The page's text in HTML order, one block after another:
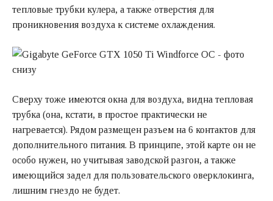
тепловые трубки кулера, а также отверстия для
проникновения воздуха к системе охлаждения.
Сверху тоже имеются окна для воздуха, видна тепловая
трубка (она, кстати, в простое практически не
нагревается). Рядом размещен разъем на 6 контактов для
дополнительного питания. В принципе, этой карте он не
особо нужен, но учитывая заводской разгон, а также
имеющийся задел для пользовательского оверклокинга,
лишним гнездо не будет.